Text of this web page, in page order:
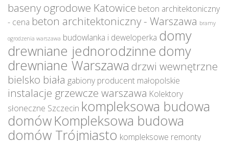
baseny ogrodowe Katowice beton architektoniczny
- cena beton architektoniczny - Warszawa bramy
ogrodzenia warszawa budowlanka i deweloperka domy
drewniane jednorodzinne domy
drewniane Warszawa drzwi wewnętrzne
bielsko biała gabiony producent małopolskie
instalacje grzewcze warszawa Kolektory
słoneczne Szczecin kompleksowa budowa
domówKompleksowa budowa
domów Trójmiasto kompleksowe remonty